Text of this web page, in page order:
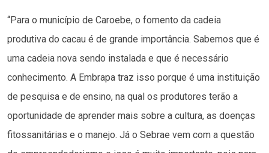
“Para o município de Caroebe, o fomento da cadeia
produtiva do cacau é de grande importância. Sabemos que é
uma cadeia nova sendo instalada e que é necessário
conhecimento. A Embrapa traz isso porque é uma instituição
de pesquisa e de ensino, na qual os produtores terão a
oportunidade de aprender mais sobre a cultura, as doenças
fitossanitárias e o manejo. Já o Sebrae vem com a questão